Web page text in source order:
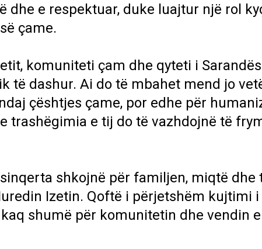
dhe e respektuar, duke luajtur një rol
çame.
komuniteti çam dhe qyteti i
të dashur. Ai do të mbahet mend jo
çështjes çame, por edhe për
trashëgimia e tij do të vazhdojnë të
shkojnë për familjen, miqtë dhe
Izetin. Qoftë i përjetshëm kujtimi
shumë për komunitetin dhe vendin